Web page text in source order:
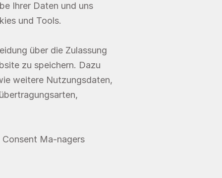
Ihrer Daten und uns
und Tools.
über die Zulassung
zu speichern. Dazu
weitere Nutzungsdaten,
Ma-nagers